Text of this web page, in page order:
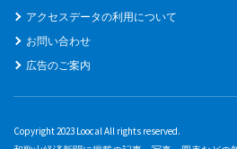
アクセスデータの利用について
お問い合わせ
広告のご案内
Copyright 2023 Loocal All rights reserved.